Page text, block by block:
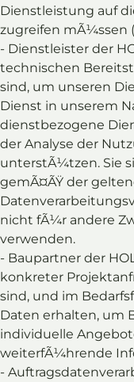
Dienstleistung auf
zugreifen mÃ¼ssen
- Dienstleister der
technischen
sind, um unseren
Dienst in unserem
dienstbezogene
der Analyse der
unterstÃ¼tzen. Sie
gemÃ¤ÃŸ der
nicht fÃ¼r andere
verwenden.
- Baupartner der
konkreter
sind, und im
Daten erhalten, um
individuelle
weiterfÃ¼hrende
-